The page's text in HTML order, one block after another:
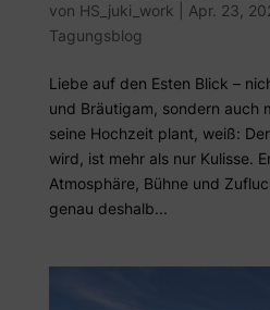
von HS_juki_work Apr. 23,
Tagungsblog
Liebe auf den Esten Blick –
und Bräutigam, sondern auch
seine Hochzeit plant, weiß:
wird, ist mehr als nur Kulisse.
Atmosphäre, Bühne und
genau deshalb...